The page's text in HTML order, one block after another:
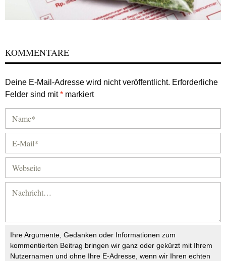
KOMMENTARE
Deine E-Mail-Adresse wird nicht veröffentlicht. Erforderliche
Felder sind mit* markiert
Ihre Argumente, Gedanken oder Informationen zum
kommentierten Beitrag bringen wir ganz oder gekürzt mit Ihrem
Nutzernamen und ohne Ihre E-Adresse, wenn wir Ihren echten